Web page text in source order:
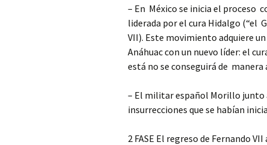
– En México se inicia el proceso
liderada por el cura Hidalgo (“el
VII). Este movimiento adquiere
Anáhuac con un nuevo líder: el
está no se conseguirá de manera
– El militar español Morillo junto
insurrecciones que se habían
2 FASE El regreso de Fernando